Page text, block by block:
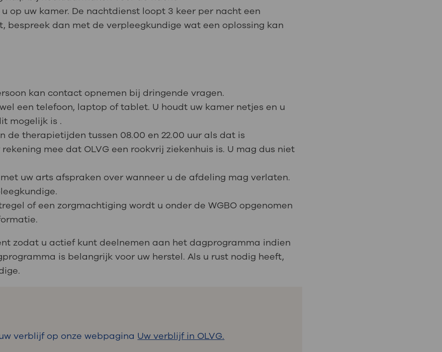
op uw kamer. De nachtdienst loopt 3 keer per nacht een
bespreek dan met de verpleegkundige wat een oplossing kan
kan contact opnemen bij dringende vragen.
een telefoon, laptop of tablet. U houdt uw kamer netjes en u
mogelijk is .
de therapietijden tussen 08.00 en 22.00 uur als dat is
mee dat OLVG een rookvrij ziekenhuis is. U mag dus niet
uw arts afspraken over wanneer u de afdeling mag verlaten.
of een zorgmachtiging wordt u onder de WGBO opgenomen
zodat u actief kunt deelnemen aan het dagprogramma indien
is belangrijk voor uw herstel. Als u rust nodig heeft,
verblijf op onze webpagina Uw verblijf in OLVG.